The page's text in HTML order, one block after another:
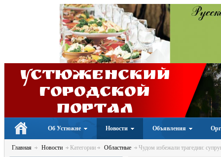
Устюженский
Городской
портал
Об Устюжне Новости Объявления
Главная Новости Категории Областные Чудом избежали трагедии: